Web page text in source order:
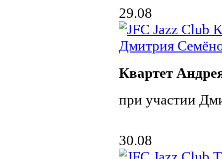
29.08
Квартет
при участии
30.08